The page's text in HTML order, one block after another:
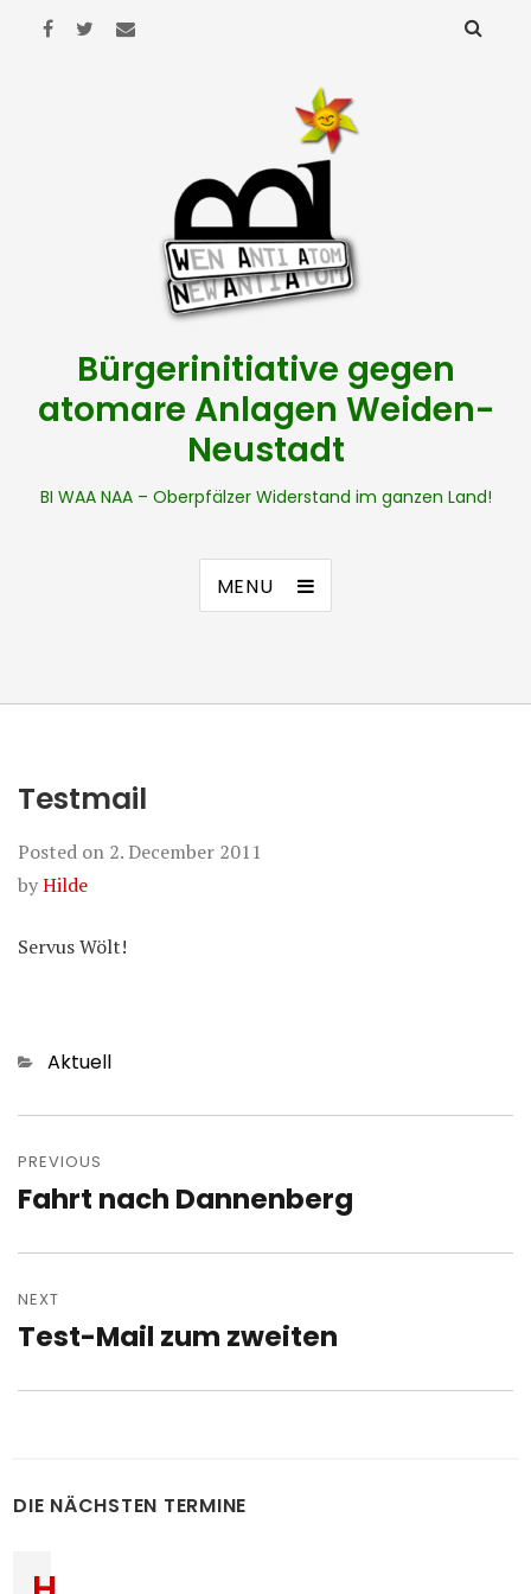
Bürgerinitiative gegen
atomare Anlagen Weiden-
Neustadt
BI WAA NAA – Oberpfälzer Widerstand im ganzen Land!
MENU
Testmail
Posted on 2. December 2011
byHilde
Servus Wölt!
Categories
Aktuell
navigation
PREVIOUS
Previous
Fahrt nach Dannenberg
NEXT
Next
Test-Mail zum zweiten
DIE NÄCHSTEN TERMINE